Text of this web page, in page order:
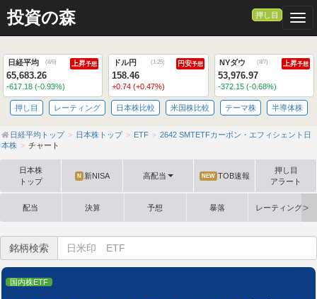
投資の森 押し目
日経平均 (8/6) 上昇予想
65,683.26
-617.18 (-0.93%)
ドル円 (1:25) 円安予想
158.46
+0.74 (+0.47%)
NYダウ (8/7) 上昇予想
53,976.97
-372.15 (-0.68%)
押し目 レーティング 日本株比較 米国株比較 テーマ株 半導体株
日経平均トップ 日本株トップ ETF
2642 SMTETFカーボン・エフィシェント日
本株
チャート
日本株
トップ
N 新NISA 高配当 NEW TOB速報
押し目
アラート
配当 決算 予想 暴落 レーティング格
銘柄検索
国内株ETF